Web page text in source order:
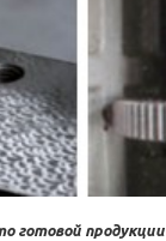
готовой продукции